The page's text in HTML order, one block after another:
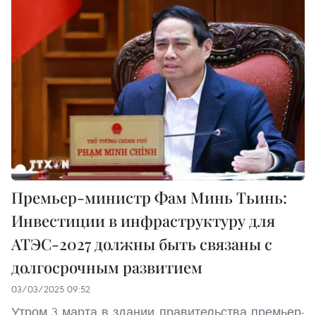
Премьер-министр Фам Минь Тьинь:
Инвестиции в инфраструктуру для
АТЭС-2027 должны быть связаны с
долгосрочным развитием
03/03/2025 09:52